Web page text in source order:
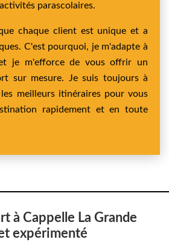
parascolaires.
chaque client est unique et a
C'est pourquoi, je m'adapte à
je m'efforce de vous offrir un
sur mesure. Je suis toujours à
les meilleurs itinéraires pour vous
rapidement et en toute
à Cappelle La Grande
expérimenté